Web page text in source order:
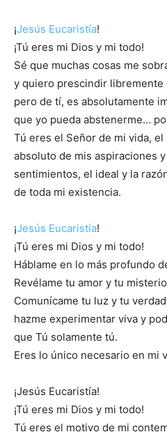
¡Jesús Eucaristía!
¡Tú eres mi Dios y mi todo!
Sé que muchas cosas me
y quiero prescindir libremente
pero de tí, es absolutamente
que yo pueda abstenerme…
Tú eres el Señor de mi vida, el
absoluto de mis aspiraciones
sentimientos, el ideal y la
de toda mi existencia.
¡Jesús Eucaristía!
¡Tú eres mi Dios y mi todo!
Háblame en lo más profundo
Revélame tu amor y tu
Comunícame tu luz y tu
hazme experimentar viva y
que Tú solamente tú.
Eres lo único necesario en mi
¡Jesús Eucaristía!
¡Tú eres mi Dios y mi todo!
Tú eres el motivo de mi